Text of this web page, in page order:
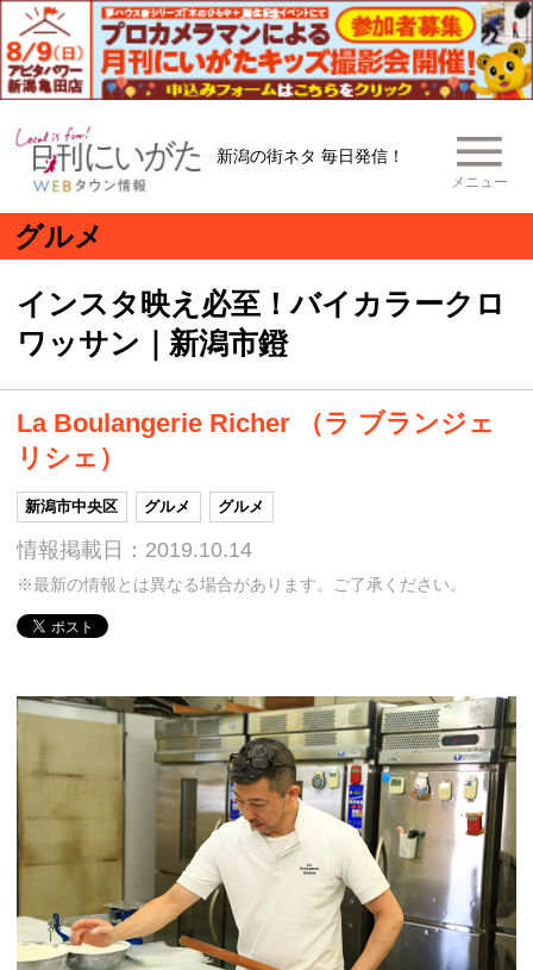
新潟の街ネタ 毎日発信！
メニュー
グルメ
インスタ映え必至！バイカラークロ
ワッサン｜新潟市鐙
La Boulangerie Richer （ラ ブランジェ
リシェ）
新潟市中央区 グルメ グルメ
情報掲載日：2019.10.14
※最新の情報とは異なる場合があります。ご了承ください。